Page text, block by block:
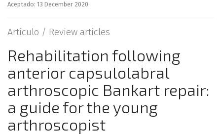
Aceptado: 13 December 2020
Artículo / Review articles
Rehabilitation following
anterior capsulolabral
arthroscopic Bankart repair:
a guide for the young
arthroscopist